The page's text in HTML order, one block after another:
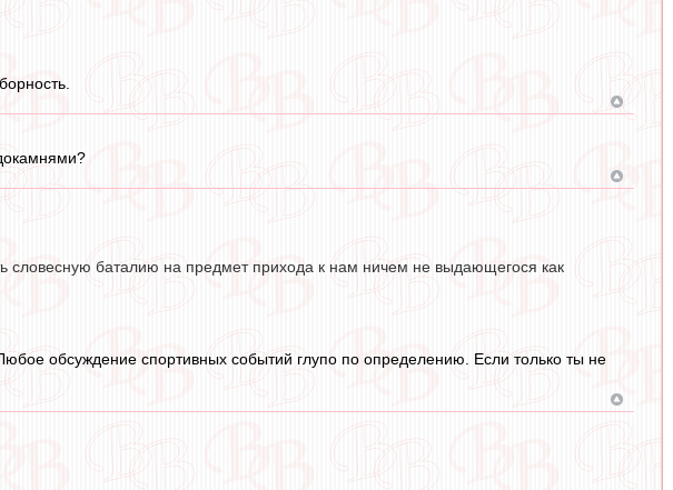
словесную баталию на предмет прихода к нам ничем не выдающегося как
обсуждение спортивных событий глупо по определению. Если только ты не